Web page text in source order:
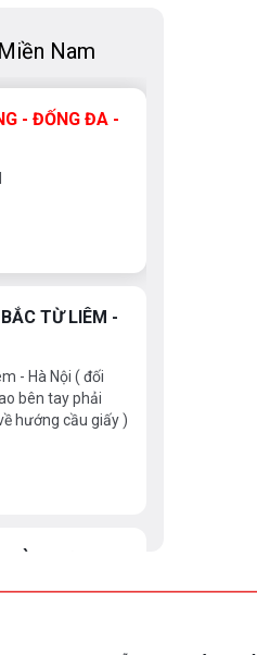
Miền Nam
- ĐỐNG ĐA -
TỪ LIÊM -
- Hà Nội ( đối
bên tay phải
hướng cầu giấy )
TRƯNG -